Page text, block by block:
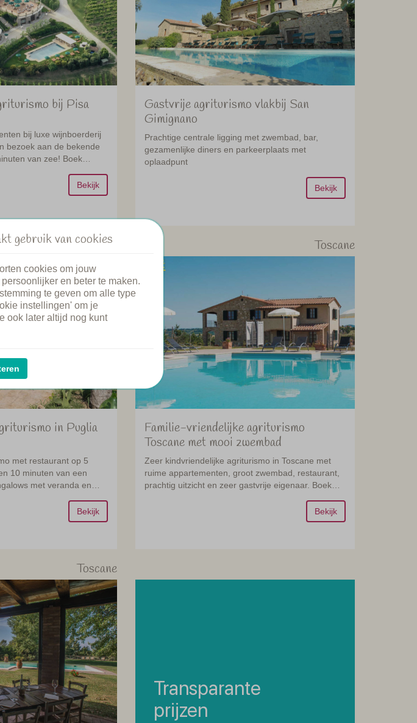
bij Pisa
bij luxe wijnboerderij
bezoek aan de bekende
van zee! Boek
Bekijk
Gastvrije agriturismo vlakbij San
Gimignano
Prachtige centrale ligging met zwembad, bar,
gezamenlijke diners en parkeerplaats met
oplaadpunt
Bekijk
Puglia
in Puglia
met restaurant op 5
10 minuten van een
met veranda en
Bekijk
Toscane
Familie-vriendelijke agriturismo
Toscane met mooi zwembad
Zeer kindvriendelijke agriturismo in Toscane met
ruime appartementen, groot zwembad, restaurant,
prachtig uitzicht en zeer gastvrije eigenaar. Boek
Bekijk
Toscane
Transparante
prijzen
gebruik van cookies
cookies om jouw
en beter te maken.
te geven om alle type
instellingen' om je
ook later altijd nog kunt